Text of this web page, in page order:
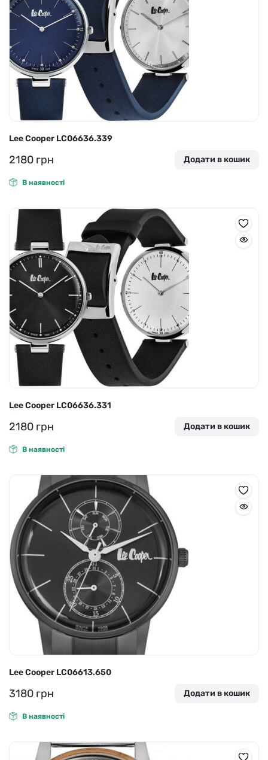
Lee Cooper LC06636.339
2180 грн Додати в кошик
В наявності
Lee Cooper LC06636.331
2180 грн Додати в кошик
В наявності
Lee Cooper LC06613.650
3180 грн Додати в кошик
В наявності